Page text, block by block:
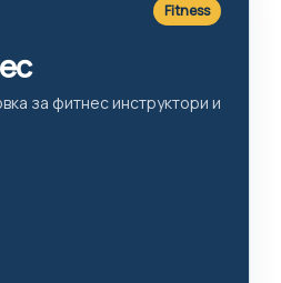
Fitness
за фитнес инструктори и